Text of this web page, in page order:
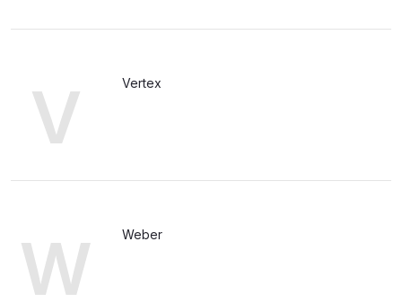
V Vertex
W Weber